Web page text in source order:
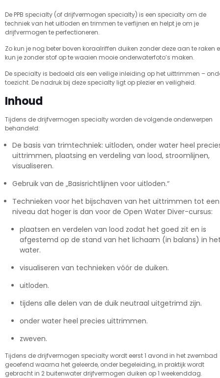
De PPB specialty (of drijfvermogen specialty) is een specialty om de
techniek van het uitloden en trimmen te verfijnen en helpt je om je
drijfvermogen te perfectioneren.
Zo kun je nog beter boven koraalriffen duiken zonder deze aan te raken
kun je zonder stof op te waaien mooie onderwaterfoto’s maken.
De specialty is bedoeld als een veilige inleiding op het uittrimmen –
toezicht. De nadruk bij deze specialty ligt op plezier en veiligheid.
Inhoud
Tijdens de drijfvermogen specialty worden de volgende onderwerpen
behandeld:
De basis van trimtechniek: uitloden, onder water heel
uittrimmen, plaatsing en verdeling van lood, stroomlijnen,
visualiseren.
Gebruik van de „Basisrichtlijnen voor uitloden.“
Technieken voor het bijschaven van het uittrimmen tot een
niveau dat hoger is dan voor de Open Water Diver-cursus:
plaatsen en verdelen van lood zodat het goed zit en is
afgestemd op de stand van het lichaam (in balans) in
water.
visualiseren van technieken vóór de duiken.
uitloden.
tijdens alle delen van de duik neutraal uitgetrimd zijn.
onder water heel precies uittrimmen.
zweven.
Tijdens de drijfvermogen specialty wordt eerst 1 avond in het zwembad
geoefend waarna het geleerde, onder begeleiding, in praktijk wordt
gebracht in 2 buitenwater drijfvermogen duiken op 1 weekenddag.